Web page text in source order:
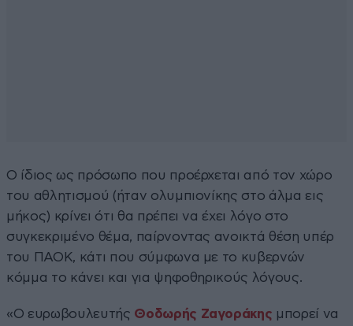
Ο ίδιος ως πρόσωπο που προέρχεται από τον χώρο
του αθλητισμού (ήταν ολυμπιονίκης στο άλμα εις
μήκος) κρίνει ότι θα πρέπει να έχει λόγο στο
συγκεκριμένο θέμα, παίρνοντας ανοικτά θέση υπέρ
του ΠΑΟΚ, κάτι που σύμφωνα με το κυβερνών
κόμμα το κάνει και για ψηφοθηρικούς λόγους.
«Ο ευρωβουλευτής Θοδωρής Ζαγοράκης μπορεί να